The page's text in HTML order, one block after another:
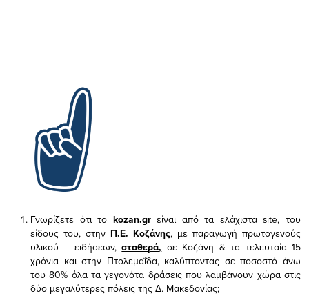
Γνωρίζετε ότι το kozan.gr είναι από τα ελάχισταsite, του
είδους του, στην Π.Ε. Κοζάνης, με παραγωγή πρωτογενούς
υλικού – ειδήσεων,σταθερά, σε Κοζάνη & τα τελευταία 15
χρόνια και στην Πτολεμαΐδα, καλύπτοντας σε ποσοστό άνω
του 80% όλα τα γεγονότα δράσεις που λαμβάνουν χώρα στις
δύο μεγαλύτερες πόλεις της Δ. Μακεδονίας;